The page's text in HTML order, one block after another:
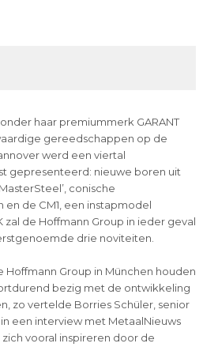
haar premiummerk GARANT
gereedschappen op de
werd een viertal
gepresenteerd: nieuwe boren uit
conische
de CM1, een instapmodel
zal de Hoffmann Group in ieder geval
drie noviteiten.
Group in München houden
bezig met de ontwikkeling
zo vertelde Borries Schüler, senior
een interview met MetaalNieuws
vooral inspireren door de